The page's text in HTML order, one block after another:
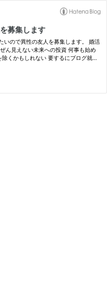
募集します
いので異性の友人を募集します。 婚活
ん見えない未来への投資 何事も始め
くかもしれない 要するにブログ就活